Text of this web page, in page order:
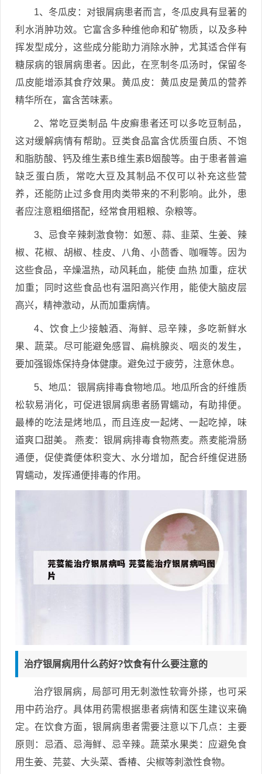
1、冬瓜皮：对银屑病患者而言，冬瓜皮具有显著的
利水消肿功效。它富含多种维他命和矿物质，以及多种
挥发型成分，这些成分能助力消除水肿，尤其适合伴有
糖尿病的银屑病患者。因此，在烹制冬瓜汤时，保留冬
瓜皮能增添其食疗效果。黄瓜皮：黄瓜皮是黄瓜的营养
精华所在，富含苦味素。
2、常吃豆类制品 牛皮癣患者还可以多吃豆制品，
这对缓解病情有帮助。豆类食品富含优质蛋白质、不饱
和脂肪酸、钙及维生素B维生素B烟酸等。由于患者普遍
缺乏蛋白质，常吃大豆及其制品不仅可以补充这些营
养，还能防止过多食用肉类带来的不利影响。此外，患
者应注意粗细搭配，经常食用粗粮、杂粮等。
3、忌食辛辣刺激食物：如葱、蒜、韭菜、生姜、辣
椒、花椒、胡椒、桂皮、八角、小茴香、咖喱等。因为
这些食品，辛燥温热，动风耗血，能使 血热 加重，症状
加重；同时这些食品也有温阳高兴作用，能使大脑皮层
高兴，精神激动，从而加重病情。
4、饮食上少接触酒、海鲜、忌辛辣，多吃新鲜水
果、蔬菜。尽可能避免感冒、扁桃腺炎、咽炎的发生，
要加强锻炼保持身体健康。避免过于疲劳，注意休息。
5、地瓜：银屑病排毒食物地瓜。地瓜所含的纤维质
松软易消化，可促进银屑病患者肠胃蠕动，有助排便。
最棒的吃法是烤地瓜，而且连皮一起烤、一起吃掉，味
道爽口甜美。 燕麦：银屑病排毒食物燕麦。燕麦能滑肠
通便，促使粪便体积变大、水分增加，配合纤维促进肠
胃蠕动，发挥通便排毒的作用。
治疗银屑病用什么药好?饮食有什么要注意的
治疗银屑病，局部可用无刺激性软膏外搽，也可采
用中药治疗。具体用药需根据患者病情和医生建议来确
定。在饮食方面，银屑病患者需要注意以下几点：主要
原则：忌酒、忌海鲜、忌辛辣。蔬菜水果类：应避免食
用生姜、芫荽、大头菜、香椿、尖椒等刺激性食物。